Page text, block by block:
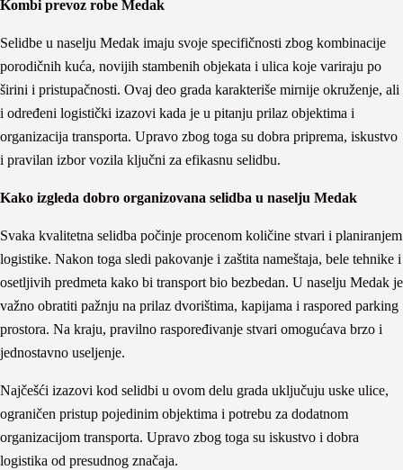
Kombi prevoz robe Medak
Selidbe u naselju Medak imaju svoje specifičnosti zbog kombinacije
porodičnih kuća, novijih stambenih objekata i ulica koje variraju po
širini i pristupačnosti. Ovaj deo grada karakteriše mirnije okruženje, ali
i određeni logistički izazovi kada je u pitanju prilaz objektima i
organizacija transporta. Upravo zbog toga su dobra priprema, iskustvo
i pravilan izbor vozila ključni za efikasnu selidbu.
Kako izgleda dobro organizovana selidba u naselju Medak
Svaka kvalitetna selidba počinje procenom količine stvari i planiranjem
logistike. Nakon toga sledi pakovanje i zaštita nameštaja, bele tehnike i
osetljivih predmeta kako bi transport bio bezbedan. U naselju Medak je
važno obratiti pažnju na prilaz dvorištima, kapijama i raspored parking
prostora. Na kraju, pravilno raspoređivanje stvari omogućava brzo i
jednostavno useljenje.
Najčešći izazovi kod selidbi u ovom delu grada uključuju uske ulice,
ograničen pristup pojedinim objektima i potrebu za dodatnom
organizacijom transporta. Upravo zbog toga su iskustvo i dobra
logistika od presudnog značaja.